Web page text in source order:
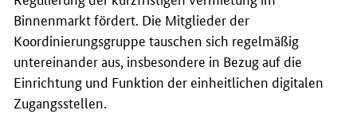
Binnenmarkt fördert. Die Mitglieder der
Koordinierungsgruppe tauschen sich regelmäßig
untereinander aus, insbesondere in Bezug auf die
Einrichtung und Funktion der einheitlichen digitalen
Zugangsstellen.